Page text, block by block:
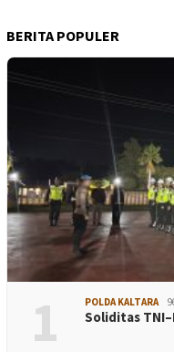
BERITA POPULER
1 POLDA KALTARA
Soliditas